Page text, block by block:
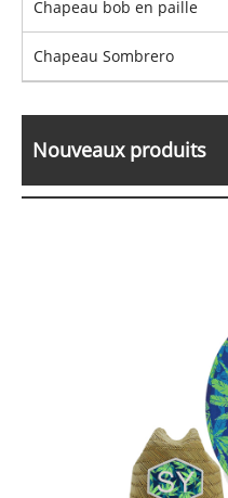
Chapeau bob en paille
Chapeau Sombrero
Nouveaux produits